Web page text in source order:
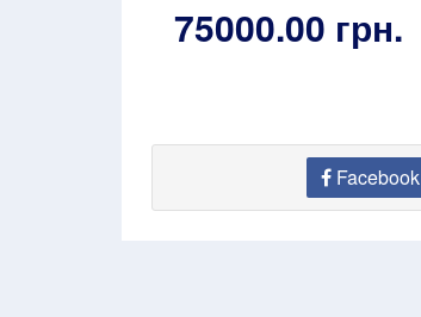
75000.00 грн.
Facebook